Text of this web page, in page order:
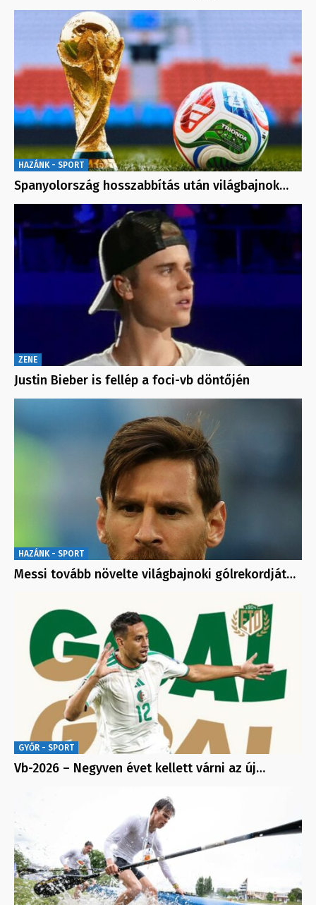
HAZÁNK - SPORT
Spanyolország hosszabbítás után világbajnok…
ZENE
Justin Bieber is fellép a foci-vb döntőjén
HAZÁNK - SPORT
Messi tovább növelte világbajnoki gólrekordját…
GYŐR - SPORT
Vb-2026 – Negyven évet kellett várni az új…